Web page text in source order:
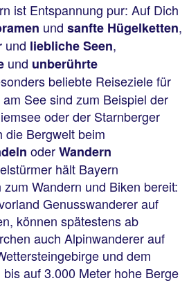
ist Entspannung pur: Auf Dich
und sanfte Hügelketten,
und liebliche Seen,
und unberührte
beliebte Reiseziele für
See sind zum Beispiel der
oder der Starnberger
die Bergwelt beim
oderWandern
hält Bayern
Wandern und Biken bereit:
Genusswanderer auf
können spätestens ab
auch Alpinwanderer auf
und dem
auf 3.000 Meter hohe Berge